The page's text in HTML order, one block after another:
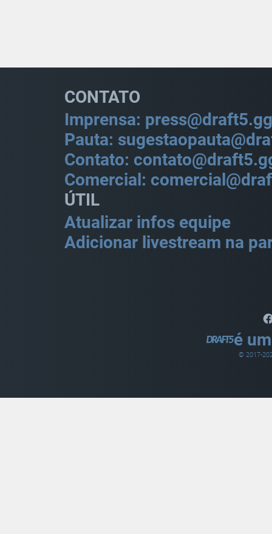
CONTATO
Imprensa: press@draft5.gg
Pauta:
Contato:
Comercial:
ÚTIL
Atualizar infos equipe
Adicionar livestream na
é
© 2017-